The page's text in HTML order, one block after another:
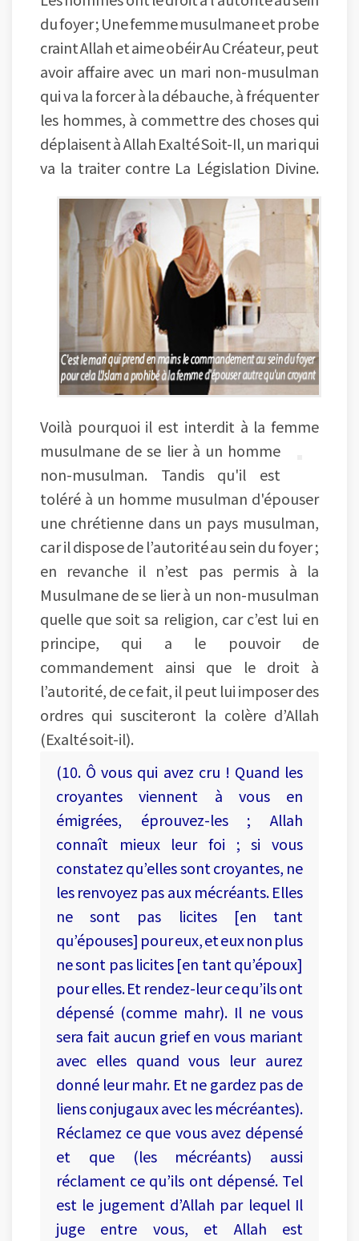
du foyer ; Une femme musulmane et probe
craint Allah et aime obéir Au Créateur, peut
avoir affaire avec un mari non-musulman
qui va la forcer à la débauche, à fréquenter
les hommes, à commettre des choses qui
déplaisent à Allah Exalté Soit-Il, un mari qui
va la traiter contre La Législation Divine.
Voilà pourquoi il est interdit à la femme
musulmane de se lier à un homme
non-musulman. Tandis qu'il est
toléré à un homme musulman d'épouser
une chrétienne dans un pays musulman,
car il dispose de l’autorité au sein du foyer ;
en revanche il n’est pas permis à la
Musulmane de se lier à un non-musulman
quelle que soit sa religion, car c’est lui en
principe, qui a le pouvoir de
commandement ainsi que le droit à
l’autorité, de ce fait, il peut lui imposer des
ordres qui susciteront la colère d’Allah
(Exalté soit-il).
(10. Ô vous qui avez cru ! Quand les
croyantes viennent à vous en
émigrées, éprouvez-les ; Allah
connaît mieux leur foi ; si vous
constatez qu’elles sont croyantes, ne
les renvoyez pas aux mécréants. Elles
ne sont pas licites [en tant
qu’épouses] pour eux, et eux non plus
ne sont pas licites [en tant qu’époux]
pour elles. Et rendez-leur ce qu’ils ont
dépensé (comme mahr). Il ne vous
sera fait aucun grief en vous mariant
avec elles quand vous leur aurez
donné leur mahr. Et ne gardez pas de
liens conjugaux avec les mécréantes).
Réclamez ce que vous avez dépensé
et que (les mécréants) aussi
réclament ce qu’ils ont dépensé. Tel
est le jugement d’Allah par lequel Il
juge entre vous, et Allah est